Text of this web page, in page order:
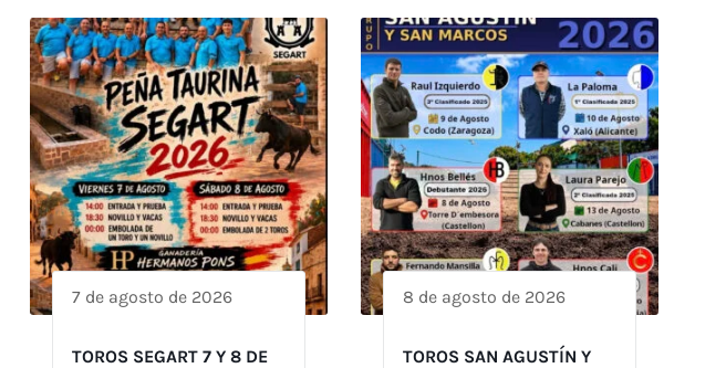
7 de agosto de 2026
TOROS SEGART 7 Y 8 DE
8 de agosto de 2026
TOROS SAN AGUSTÍN Y